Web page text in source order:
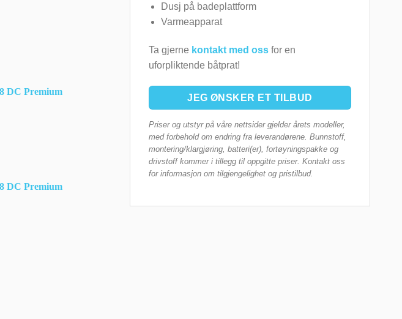
Dusj på badeplattform
Varmeapparat
Ta gjerne kontakt med ossfor en
uforpliktende båtprat!
JEG ØNSKER ET TILBUD
Priser og utstyr på våre nettsider gjelder årets modeller,
med forbehold om endring fra leverandørene. Bunnstoff,
montering/klargjøring, batteri(er), fortøyningspakke og
drivstoff kommer i tillegg til oppgitte priser. Kontakt oss
for informasjon om tilgjengelighet og pristilbud.